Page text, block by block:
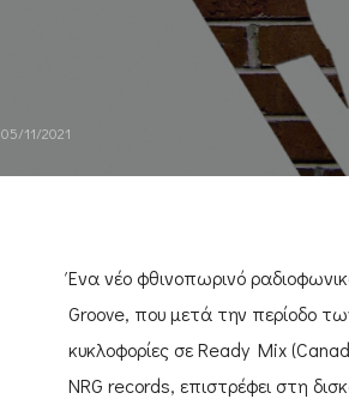
05/11/2021
Ένα νέο φθινοπωρινό
Groove, που μετά την περίοδο
κυκλοφορίες σε Ready Mix
NRG records, επιστρέφει στη